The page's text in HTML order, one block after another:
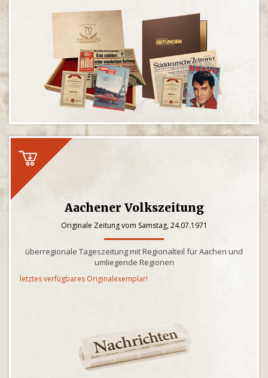
Aachener Volkszeitung
Originale Zeitung vom Samstag, 24.07.1971
überregionale Tageszeitung mit Regionalteil für Aachen und
umliegende Regionen
letztes verfügbares Originalexemplar!